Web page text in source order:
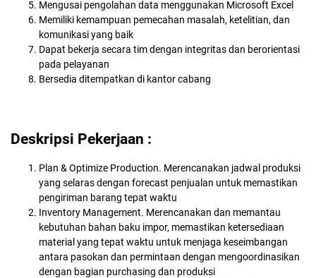
Mengusai pengolahan data menggunakan Microsoft Excel
Memiliki kemampuan pemecahan masalah, ketelitian, dan
komunikasi yang baik
Dapat bekerja secara tim dengan integritas dan berorientasi
pada pelayanan
Bersedia ditempatkan di kantor cabang
Deskripsi Pekerjaan :
Plan & Optimize Production. Merencanakan jadwal produksi
yang selaras dengan forecast penjualan untuk memastikan
pengiriman barang tepat waktu
Inventory Management. Merencanakan dan memantau
kebutuhan bahan baku impor, memastikan ketersediaan
material yang tepat waktu untuk menjaga keseimbangan
antara pasokan dan permintaan dengan mengoordinasikan
dengan bagian purchasing dan produksi